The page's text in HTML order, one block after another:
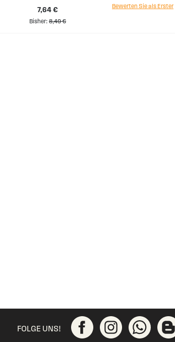
7,64 €
Bisher 8,49 €
Bewerten Sie als Erster
FOLGE UNS!